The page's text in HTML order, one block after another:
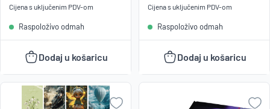
Cijena s uključenim PDV-om
Raspoloživo odmah
Dodaj u košaricu
Cijena s uključenim PDV-om
Raspoloživo odmah
Dodaj u košaricu